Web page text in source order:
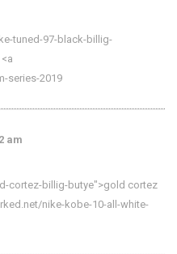
tuned-97-black-billig-
series-2019
am
cortez-billig-butye">gold cortez
nike-kobe-10-all-white-